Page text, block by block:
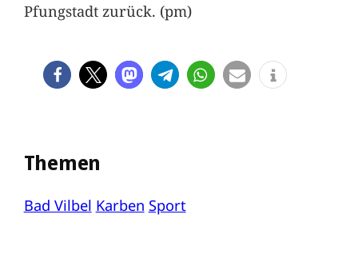
Pfungstadt zurück. (pm)
Themen
Bad Vilbel Karben Sport